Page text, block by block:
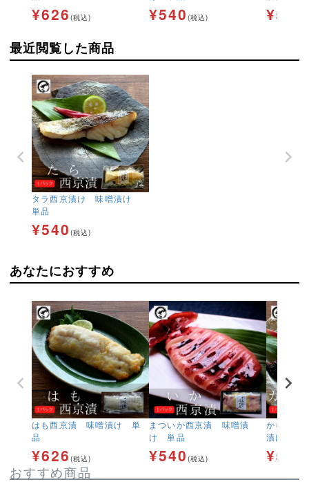
¥626(税込) ¥540(税込) ¥540
最近閲覧した商品
タラ西京漬け 味噌漬け
単品
¥540(税込)
あなたにおすすめ
はも西京漬 味噌漬け 単
品
¥626(税込)
まついか西京漬 味噌漬
け 単品
¥540(税込)
からすか
漬け 単
¥540
おすすめ商品